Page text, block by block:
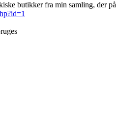
butikker fra min samling, der